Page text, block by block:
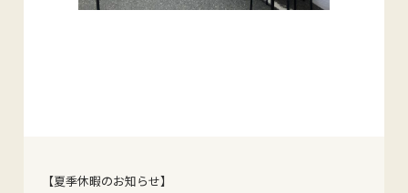
【夏季休暇のお知らせ】